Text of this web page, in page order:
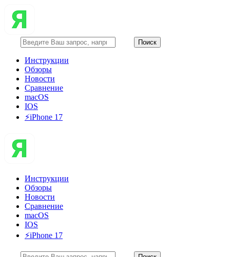
Инструкции
Обзоры
Новости
Сравнение
macOS
IOS
⚡️iPhone 17
Инструкции
Обзоры
Новости
Сравнение
macOS
IOS
⚡️iPhone 17